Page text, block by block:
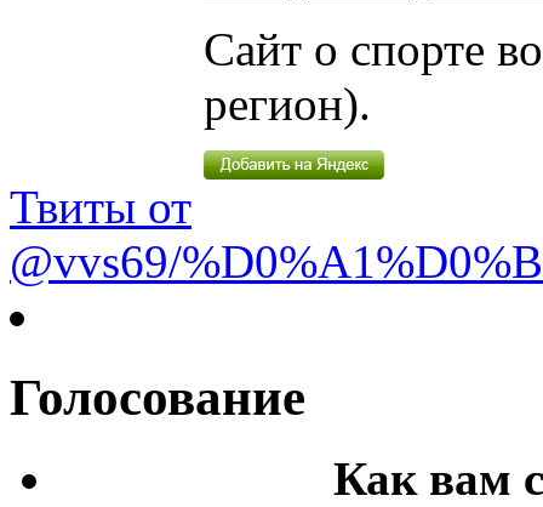
Сайт о спорте
регион).
Твиты от
@vvs69/
Голосование
Как вам